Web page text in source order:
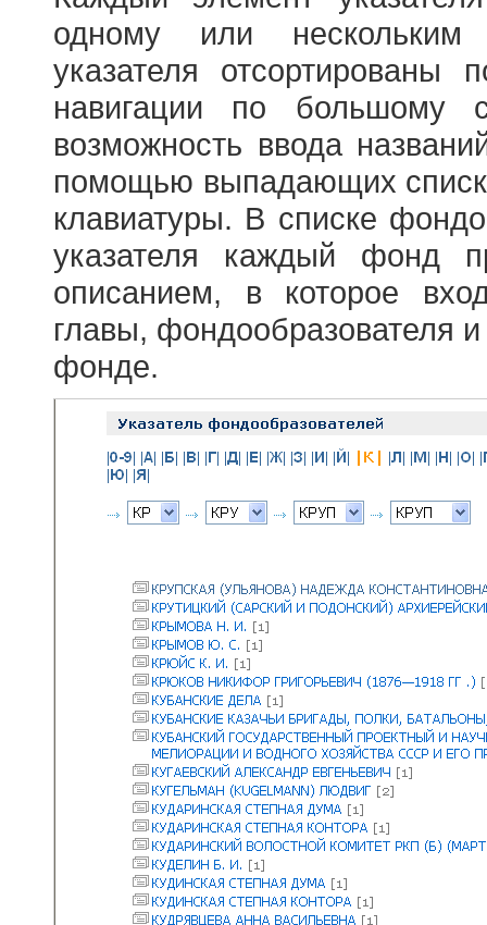
одному или
указателя отсортированы
навигации по большому
возможность ввода
помощью выпадающих
клавиатуры. В списке
указателя каждый фонд
описанием, в которое
главы, фондообразователя
фонде.